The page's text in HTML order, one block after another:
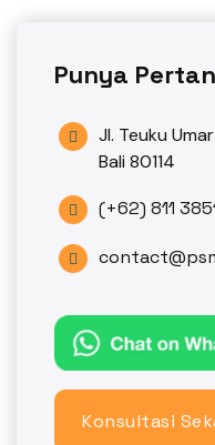
Punya

Jl. Teuku
Bali 80114
 (+62) 811

Konsultasi